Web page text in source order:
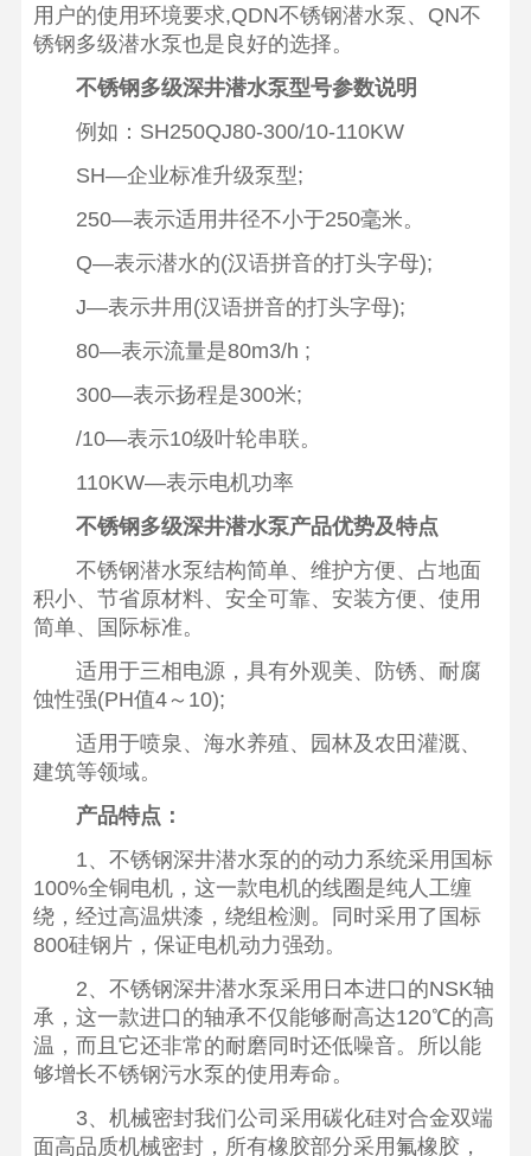
用户的使用环境要求,QDN不锈钢潜水泵、QN不
锈钢多级潜水泵也是良好的选择。
不锈钢多级深井潜水泵型号参数说明
例如：SH250QJ80-300/10-110KW
SH—企业标准升级泵型;
250—表示适用井径不小于250毫米。
Q—表示潜水的(汉语拼音的打头字母);
J—表示井用(汉语拼音的打头字母);
80—表示流量是80m3/h ;
300—表示扬程是300米;
/10—表示10级叶轮串联。
110KW—表示电机功率
不锈钢多级深井潜水泵产品优势及特点
不锈钢潜水泵结构简单、维护方便、占地面
积小、节省原材料、安全可靠、安装方便、使用
简单、国际标准。
适用于三相电源，具有外观美、防锈、耐腐
蚀性强(PH值4～10);
适用于喷泉、海水养殖、园林及农田灌溉、
建筑等领域。
产品特点：
1、不锈钢深井潜水泵的的动力系统采用国标
100%全铜电机，这一款电机的线圈是纯人工缠
绕，经过高温烘漆，绕组检测。同时采用了国标
800硅钢片，保证电机动力强劲。
2、不锈钢深井潜水泵采用日本进口的NSK轴
承，这一款进口的轴承不仅能够耐高达120℃的高
温，而且它还非常的耐磨同时还低噪音。所以能
够增长不锈钢污水泵的使用寿命。
3、机械密封我们公司采用碳化硅对合金双端
面高品质机械密封，所有橡胶部分采用氟橡胶，